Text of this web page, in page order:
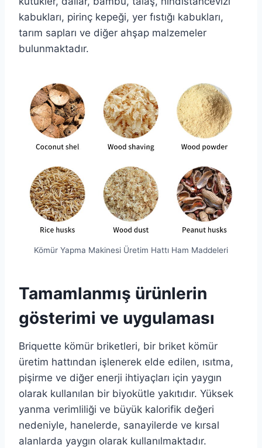
kabukları, pirinç kepeği, yer fıstığı kabukları,
tarım sapları ve diğer ahşap malzemeler
bulunmaktadır.
Kömür Yapma Makinesi Üretim Hattı Ham Maddeleri
Tamamlanmış ürünlerin
gösterimi ve uygulaması
Briquette kömür briketleri, bir briket kömür
üretim hattından işlenerek elde edilen, ısıtma,
pişirme ve diğer enerji ihtiyaçları için yaygın
olarak kullanılan bir biyokütle yakıtıdır. Yüksek
yanma verimliliği ve büyük kalorifik değeri
nedeniyle, hanelerde, sanayilerde ve kırsal
alanlarda yaygın olarak kullanılmaktadır.